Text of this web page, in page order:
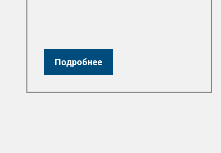
Подробнее